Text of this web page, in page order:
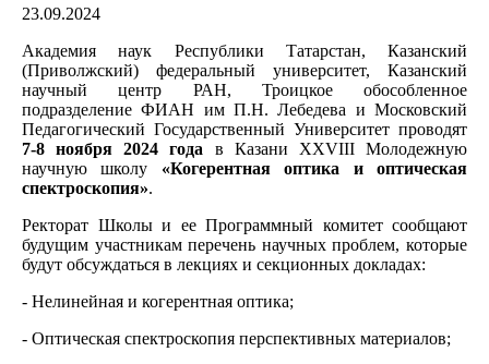
23.09.2024
Академия наук Республики Татарстан, Казанский
(Приволжский) федеральный университет, Казанский
научный центр РАН, Троицкое обособленное
подразделение ФИАН им П.Н. Лебедева и Московский
Педагогический Государственный Университет проводят
7-8 ноября 2024 года в Казани XXVIII Молодежную
научную школу «Когерентная оптика и оптическая
спектроскопия».
Ректорат Школы и ее Программный комитет сообщают
будущим участникам перечень научных проблем, которые
будут обсуждаться в лекциях и секционных докладах:
- Нелинейная и когерентная оптика;
- Оптическая спектроскопия перспективных материалов;